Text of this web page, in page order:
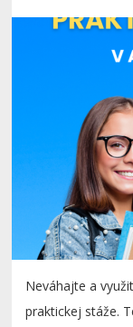
Neváhajte a
praktickej stáže.